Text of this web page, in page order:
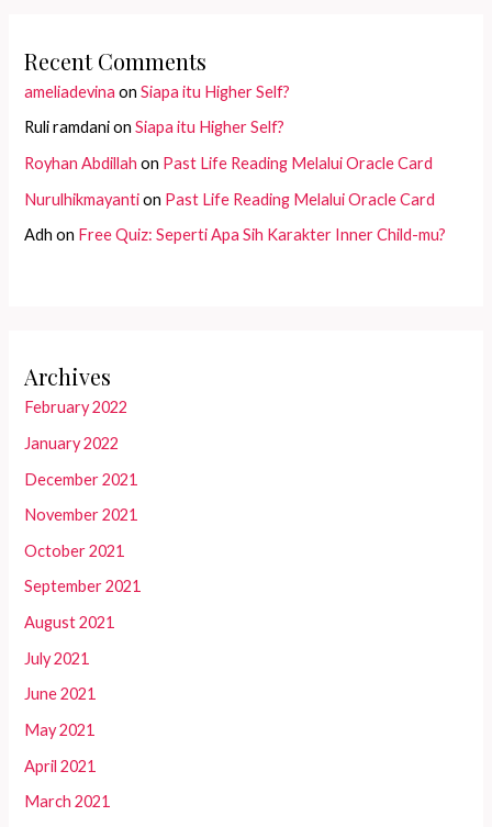
Recent Comments
ameliadevina onSiapa itu Higher Self?
Ruli ramdanionSiapa itu Higher Self?
Royhan Abdillah on Past Life Reading Melalui Oracle Card
Nurulhikmayantion Past Life Reading Melalui Oracle Card
Adh on Free Quiz: Seperti Apa Sih Karakter Inner Child-mu?
Archives
February 2022
January 2022
December 2021
November 2021
October 2021
September 2021
August 2021
July 2021
June 2021
May 2021
April 2021
March 2021